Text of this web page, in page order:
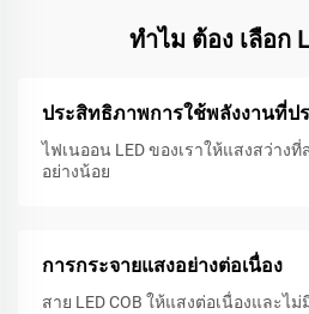
ทําไม ต้อง เลือก
ประสิทธิภาพการใช้พลังงานที่ป
ไฟเนออน LED ของเราให้แสงสว่าง
อย่างน้อย
การกระจายแสงอย่างต่อเนื่อง
สาย LED COB ให้แสงต่อเนื่องและไม่